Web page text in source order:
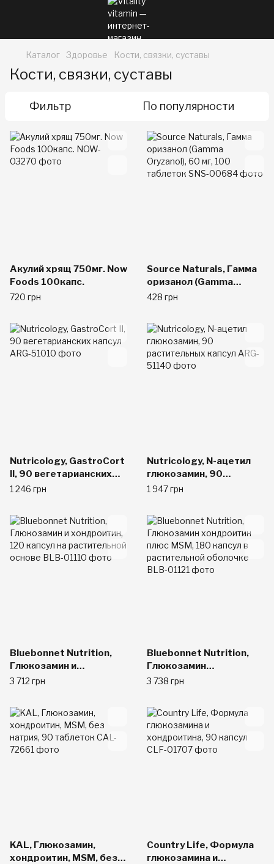
Каталог Здоровье Кости, связки, суставы
Кости, связки, суставы
Фильтр По популярности
Акулий хрящ 750мг. Now
Foods 100капс.
720 грн
Source Naturals, Гамма
оризанол (Gamma
Oryzanol), 60 мг, 100
428 грн
Nutricology, GastroCort
II, 90 вегетарианских
капсул
1 246 грн
Nutricology, N-ацетил
глюкозамин, 90
растительных капсул
1 947 грн
Bluebonnet Nutrition,
Глюкозамин и
хондроитин, 120 капсул
3 712 грн
Bluebonnet Nutrition,
Глюкозамин
хондроитин плюс MSM,
растительной оболочке
3 738 грн
KAL, Глюкозамин,
хондроитин, MSM, без
Country Life, Формула
глюкозамина и